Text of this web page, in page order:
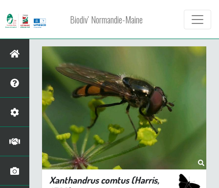
Biodiv' Normandie-Maine
Xanthandrus comtus(Harris,